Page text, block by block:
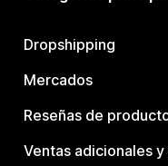
Dropshipping
Mercados
Reseñas de
Ventas adicionales